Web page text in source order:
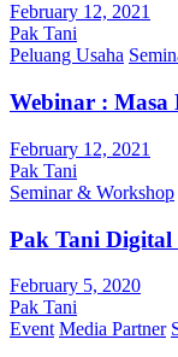
February 12, 2021
Pak Tani
Peluang Usaha
Webinar : Masa
February 12, 2021
Pak Tani
Seminar & Workshop
Pak Tani Digital
February 5, 2020
Pak Tani
Event Media Partner